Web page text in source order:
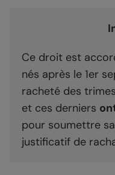
Ce droit est
nés après le 1er
racheté des
et ces derniers
pour soumettre
justificatif de